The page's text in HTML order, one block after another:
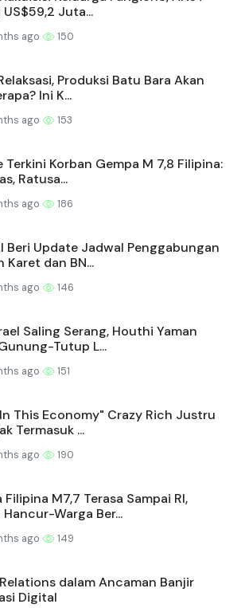
Juta...
ago 150
Produksi Batu Bara Akan
Ini K...
ago 153
Terkini Korban Gempa M 7,8 Filipina:
Ratusa...
ago 186
Beri Update Jadwal Penggabungan
Karet dan BN...
ago 146
Saling Serang, Houthi Yaman
Tutup L...
ago 151
This Economy" Crazy Rich Justru
Termasuk ...
ago 190
Filipina M7,7 Terasa Sampai RI,
Hancur-Warga Ber...
ago 149
dalam Ancaman Banjir
Digital